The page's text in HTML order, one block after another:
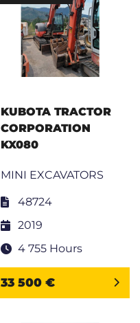
KUBOTA TRACTOR
CORPORATION
KX080
MINI EXCAVATORS
48724
2019
4 755 Hours
33 500 €